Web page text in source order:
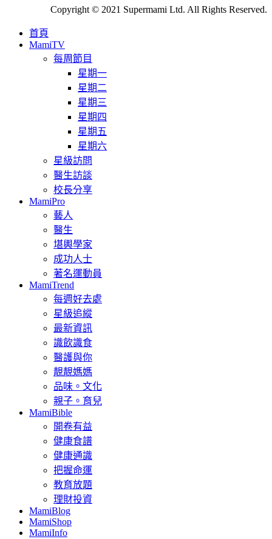
Copyright © 2021 Supermami Ltd. All Rights Reserved.
首頁
MamiTV
每周節目
星期一
星期二
星期三
星期四
星期五
星期六
星級訪問
醫生訪談
校長分享
MamiPro
藝人
醫生
堪輿學家
成功人士
著名運動員
MamiTrend
每週好去處
星級追縱
最新資訊
識飲識食
醫護與你
靚靚媽媽
品味。文化
親子。育兒
MamiBible
開卷有益
健康食譜
健康通識
把握命運
教育放題
理財投資
MamiBlog
MamiShop
MamiInfo